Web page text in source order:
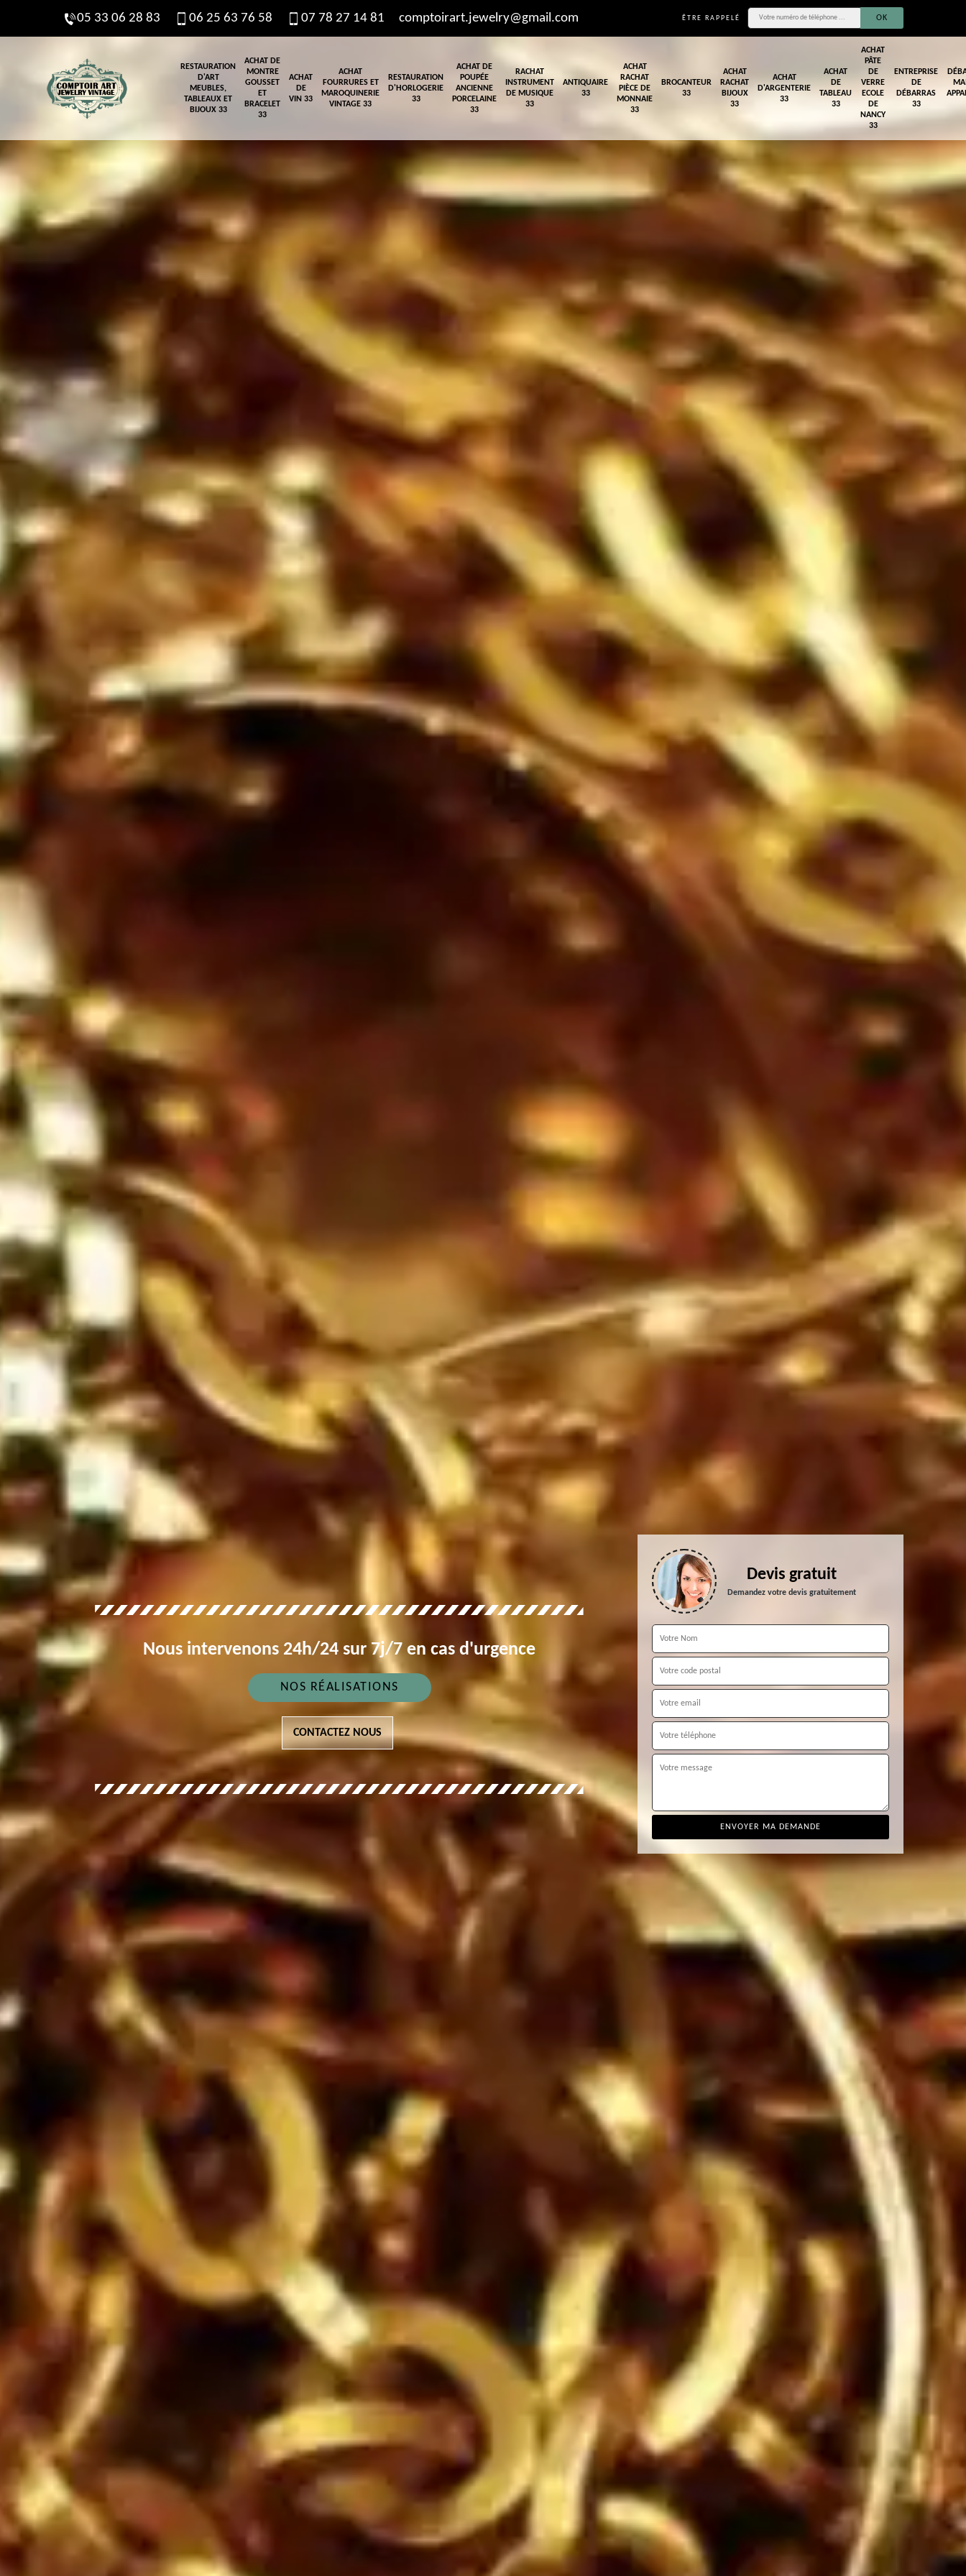
05 33 06 28 83 06 25 63 76 58 07 78 27 14 81 comptoirart.jewelry@gmail.com ÊTRE RAPPELÉ
RESTAURATION
D'ART
MEUBLES,
TABLEAUX ET
BIJOUX 33
ACHAT DE
MONTRE
GOUSSET
ET
BRACELET
33
ACHAT
DE
VIN 33
ACHAT
FOURRURES ET
MAROQUINERIE
VINTAGE 33
RESTAURATION
D'HORLOGERIE
33
ACHAT DE
POUPÉE
ANCIENNE
PORCELAINE
33
RACHAT
INSTRUMENT
DE MUSIQUE
33
ANTIQUAIRE
33
ACHAT
RACHAT
PIÈCE DE
MONNAIE
33
BROCANTEUR
33
ACHAT
RACHAT
BIJOUX
33
ACHAT
D'ARGENTERIE
33
ACHAT
DE
TABLEAU
33
ACHAT
PÂTE
DE
VERRE
ECOLE
DE
NANCY
33
ENTREPRISE
DE
DÉBARRAS
33
Nous intervenons 24h/24 sur 7j/7 en cas d'urgence
NOS RÉALISATIONS
CONTACTEZ NOUS
Devis gratuit
Demandez votre devis gratuitement